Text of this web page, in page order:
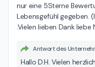
nur eine 5Sterne
Lebensgefühl gegeben.
.Vielen lieben Dank liebe
Antwort des
Hallo D.H. Vielen